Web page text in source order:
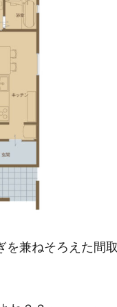
兼ねそろえた間